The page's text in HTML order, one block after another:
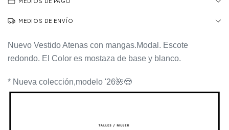
MEDIOS DE ENVÍO
Nuevo Vestido Atenas con mangas.Modal. Escote
redondo. El Color es mostaza de base y blanco.
* Nueva colección,modelo '26🌺😍